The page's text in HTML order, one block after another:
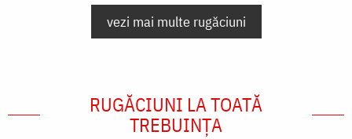
vezi mai multe rugăciuni
RUGĂCIUNI LA TOATĂ
TREBUINȚA